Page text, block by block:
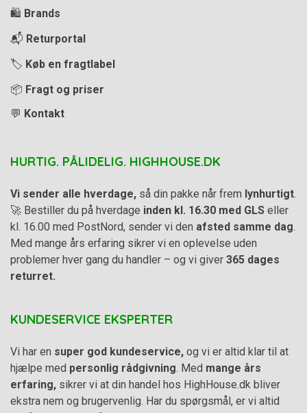
🛍️ Brands
📬 Returportal
🏷️ Køb en fragtlabel
📦 Fragt og priser
💬 Kontakt
HURTIG. PÅLIDELIG. HIGHHOUSE.DK
Vi sender alle hverdage, så din pakke når frem lynhurtigt.
🚀 Bestiller du på hverdage inden kl. 16.30 med GLS eller
kl. 16.00 med PostNord, sender vi den afsted samme dag.
Med mange års erfaring sikrer vi en oplevelse uden
problemer hver gang du handler – og vi giver 365 dages
returret.
KUNDESERVICE EKSPERTER
Vi har en super god kundeservice, og vi er altid klar til at
hjælpe med personlig rådgivning. Med mange års
erfaring, sikrer vi at din handel hos HighHouse.dk bliver
ekstra nem og brugervenlig. Har du spørgsmål, er vi altid